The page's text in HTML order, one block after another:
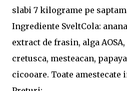
slabi 7 kilograme pe
Ingrediente SveltCola:
extract de frasin, alga
cretusca, mesteacan,
cicooare. Toate amestecate